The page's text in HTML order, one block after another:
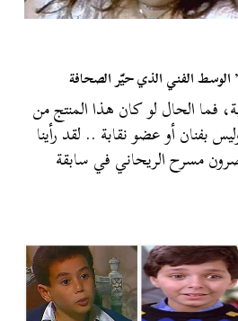
الفني الذي حيّر الصحافة
فما الحال لو كان هذا المنتج من
بفنان أو عضو نقابة .. لقد رأينا
مسرح الريحاني في سابقة